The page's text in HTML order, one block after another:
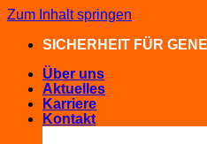
Zum Inhalt springen
SICHERHEIT FÜR
Über uns
Aktuelles
Karriere
Kontakt